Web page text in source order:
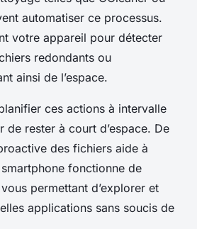
automatiser ce processus.
votre appareil pour détecter
redondants ou
ainsi de l’espace.
ces actions à intervalle
de rester à court d’espace. De
des fichiers aide à
fonctionne de
permettant d’explorer et
applications sans soucis de